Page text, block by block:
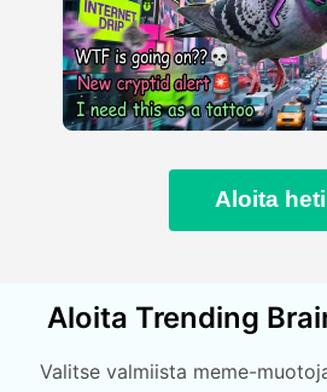
Aloita heti
Aloita Trending
Valitse valmiista meme-